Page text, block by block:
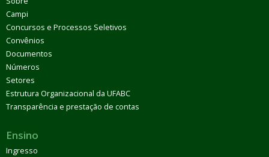
Campi
Concursos e Processos Seletivos
Convênios
Documentos
Números
Setores
Estrutura Organizacional da UFABC
Transparência e prestação de contas
Ensino
Ingresso